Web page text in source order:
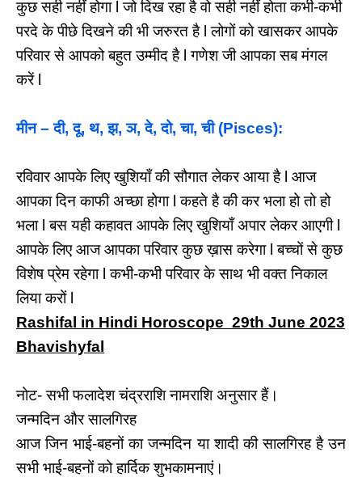
कुछ सही नहीं होगा l जो दिख रहा है वो सही नहीं होता कभी-कभी
परदे के पीछे दिखने की भी जरुरत है l लोगों को खासकर आपके
परिवार से आपको बहुत उम्मीद है l गणेश जी आपका सब मंगल
करें l
मीन – दी, दू, थ, झ, ञ, दे, दो, चा, ची (Pisces):
रविवार आपके लिए खुशियाँ की सौगात लेकर आया है l आज
आपका दिन काफी अच्छा होगा l कहते है की कर भला हो तो हो
भला l बस यही कहावत आपके लिए खुशियाँ अपार लेकर आएगी l
आपके लिए आज आपका परिवार कुछ ख़ास करेगा l बच्चों से कुछ
विशेष प्रेम रहेगा l कभी-कभी परिवार के साथ भी वक्त निकाल
लिया करों l
Rashifal in Hindi Horoscope 29th June 2023
Bhavishyfal
नोट- सभी फलादेश चंद्रराशि नामराशि अनुसार हैं।
जन्मदिन और सालगिरह
आज जिन भाई-बहनों का जन्मदिन या शादी की सालगिरह है उन
सभी भाई-बहनों को हार्दिक शुभकामनाएं।